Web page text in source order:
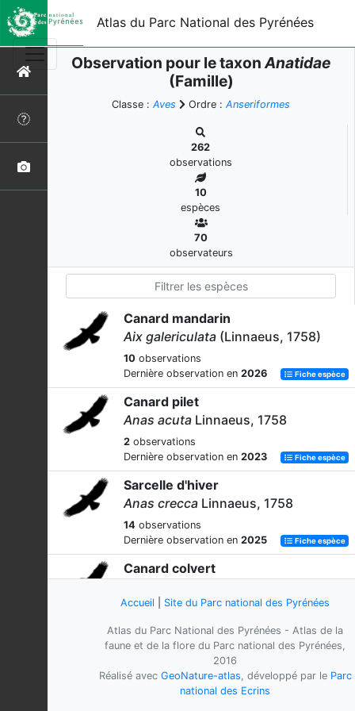
Atlas du Parc National des Pyrénées
Observation pour le taxonAnatidae
(Famille)
Classe : Aves Ordre : Anseriformes
262
observations
10
espèces
70
observateurs
Canard mandarin
Aix galericulata (Linnaeus, 1758)
10 observations
Dernière observation en 2026 Fiche espèce
Canard pilet
Anas acuta Linnaeus, 1758
2 observations
Dernière observation en 2023 Fiche espèce
Sarcelle d'hiver
Anas crecca Linnaeus, 1758
14 observations
Dernière observation en 2025 Fiche espèce
Canard colvert
223observations
Dernière observation en2026
Oie cendrée
Anser anser(Linnaeus, 1758)
observation
Accueil Site du Parc national des Pyrénées
Atlas du Parc National des Pyrénées - Atlas de la
faune et de la flore du Parc national des Pyrénées,
2016
Réalisé avec GeoNature-atlas, développé par le Parc
national des Ecrins